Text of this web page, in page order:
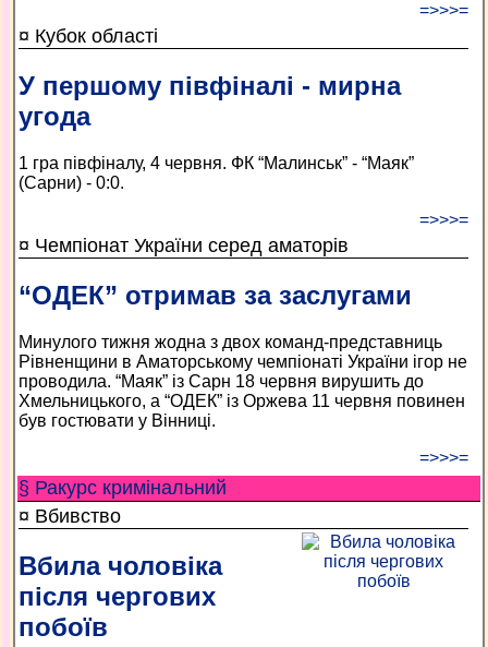
=>>>=
¤ Кубок області
У першому півфіналі - мирна
угода
1 гра півфіналу, 4 червня. ФК “Малинськ” - “Маяк”
(Сарни) - 0:0.
=>>>=
¤ Чемпіонат України серед аматорів
“ОДЕК” отримав за заслугами
Минулого тижня жодна з двох команд-представниць
Рівненщини в Аматорському чемпіонаті України ігор не
проводила. “Маяк” із Сарн 18 червня вирушить до
Хмельницького, а “ОДЕК” із Оржева 11 червня повинен
був гостювати у Вінниці.
=>>>=
§ Ракурс кримінальний
¤ Вбивство
Вбила чоловіка
після чергових
побоїв